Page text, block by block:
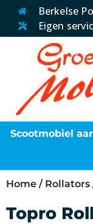
Berkelse
Eigen
Scootmobiel
Home / Rollators
Topro